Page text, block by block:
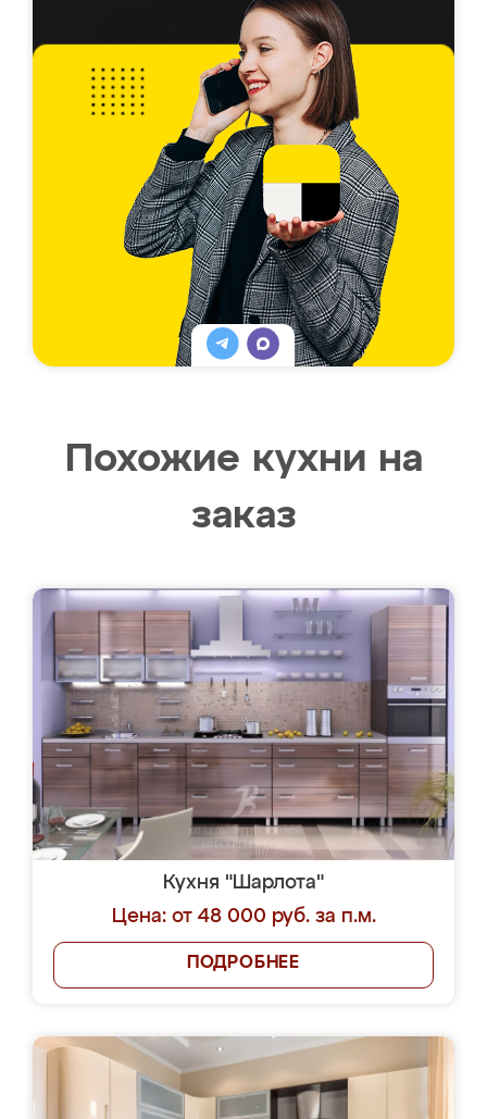
Похожие кухни на
заказ
Кухня "Шарлота"
Цена: от 48 000 руб. за п.м.
ПОДРОБНЕЕ